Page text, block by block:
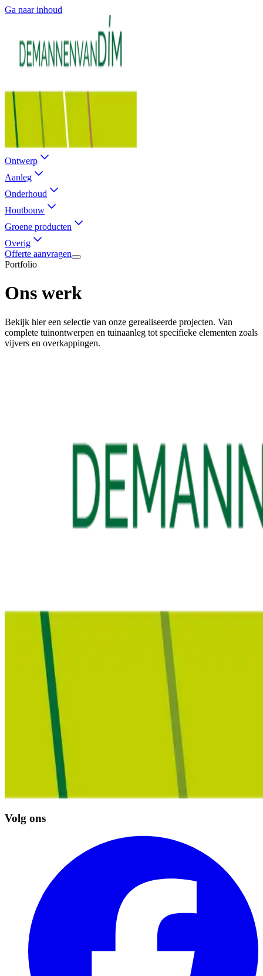
Ga naar inhoud
Ontwerp
Aanleg
Onderhoud
Houtbouw
Groene producten
Overig
Offerte aanvragen
Portfolio
Ons werk
Bekijk hier een selectie van onze gerealiseerde projecten. Van
complete tuinontwerpen en tuinaanleg tot specifieke elementen zoals
vijvers en overkappingen.
Volg ons